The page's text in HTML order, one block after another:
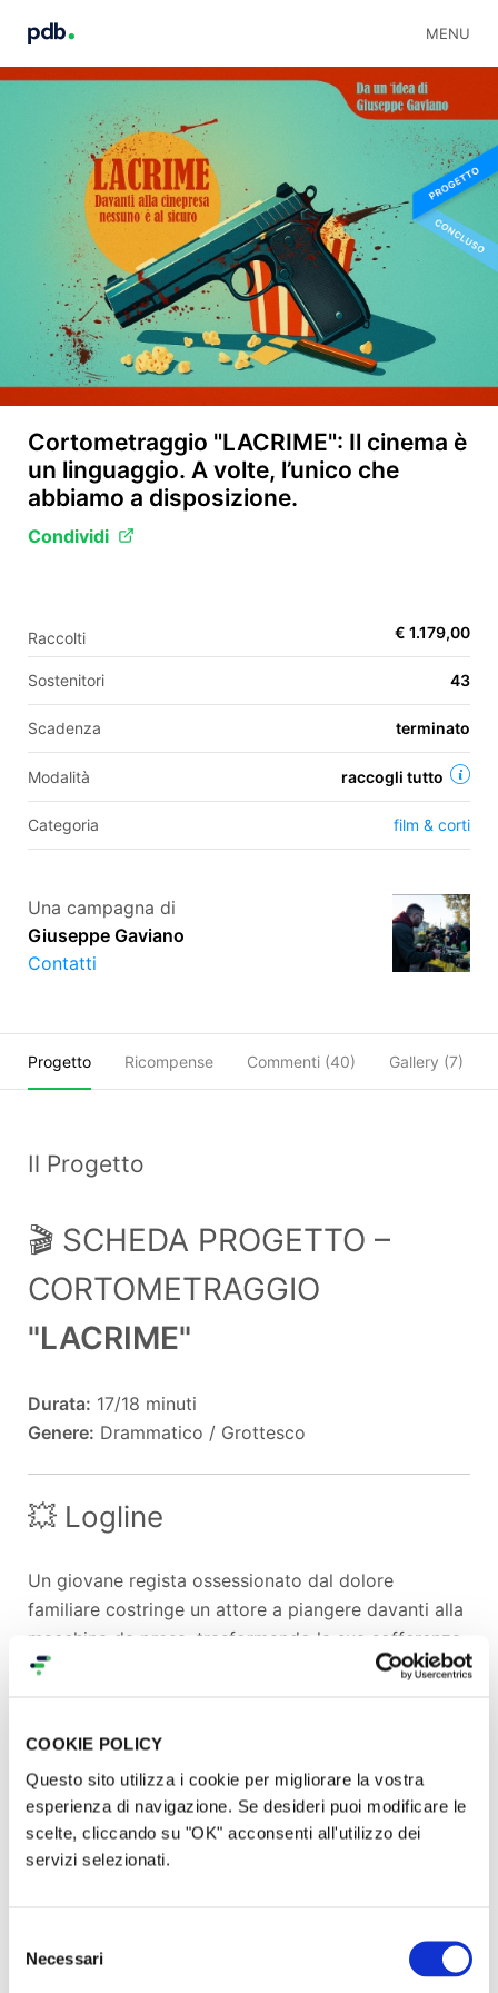
COOKIE POLICY
Questo sito utilizza i cookie per migliorare la vostra
esperienza di navigazione. Se desideri puoi modificare le
scelte, cliccando su "OK" acconsenti all'utilizzo dei
servizi selezionati.
delNecessari
MENU
FR
Cortometraggio "LACRIME": Il cinema è
un linguaggio. A volte, l’unico che
abbiamo a disposizione.
Condividi
Raccolti € 1.179,00
Sostenitori 43
Scadenza terminato
Modalità raccogli tutto
Categoria film & corti
Una campagna di
Giuseppe Gaviano
Contatti
Progetto Ricompense Commenti (40) Gallery (7)
Il Progetto
🎬 SCHEDA PROGETTO –
CORTOMETRAGGIO
"LACRIME"
Durata: 17/18 minuti
Genere: Drammatico / Grottesco
💥 Logline
Un giovane regista ossessionato dal dolore
familiare costringe un attore a piangere davanti alla
macchina da presa, trasformando la sua sofferenza
in un rituale grottesco e catartico.
🎭 Sinossi
Giuseppe è un giovane regista alle prese con un
corto personale. Vuole che l'attore pianga. Ma le
lacrime non arrivano.
ferma.